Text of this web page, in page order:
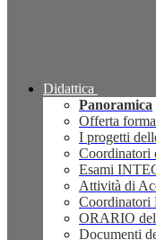
Didattica
Panoramica
Offerta
I progetti
Coordinatori
Esami
Attività di
Coordinatori
ORARIO
Documenti